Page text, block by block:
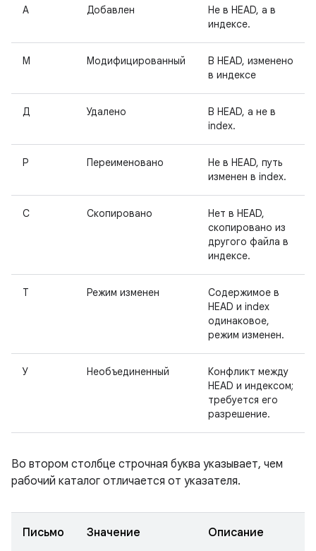
А Добавлен
Не в HEAD, а в
индексе.
М Модифицированный
В HEAD, изменено
в индексе
Д Удалено
В HEAD, а не в
index.
Р Переименовано
Не в HEAD, путь
изменен в index.
С Скопировано
Нет в HEAD,
скопировано из
другого файла в
индексе.
Т Режим изменен
Содержимое в
HEAD и index
одинаковое,
режим изменен.
У Необъединенный
Конфликт между
HEAD и индексом;
требуется его
разрешение.
Во втором столбце строчная буква указывает, чем
рабочий каталог отличается от указателя.
Письмо Значение Описание